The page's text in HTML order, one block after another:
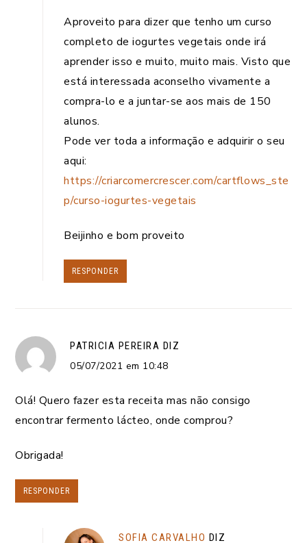
Aproveito para dizer que tenho um curso
completo de iogurtes vegetais onde irá
aprender isso e muito, muito mais. Visto que
está interessada aconselho vivamente a
compra-lo e a juntar-se aos mais de 150
alunos.
Pode ver toda a informação e adquirir o seu
aqui:
https://criarcomercrescer.com/cartflows_ste
p/curso-iogurtes-vegetais
Beijinho e bom proveito
RESPONDER
PATRICIA PEREIRA DIZ
05/07/2021 em 10:48
Olá! Quero fazer esta receita mas não consigo
encontrar fermento lácteo, onde comprou?
Obrigada!
RESPONDER
SOFIA CARVALHO DIZ